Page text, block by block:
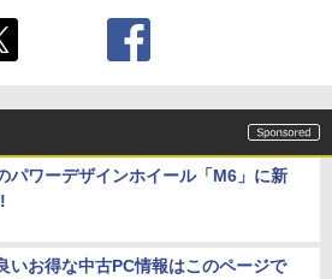
パワーデザインホイール「M6」に新
いお得な中古PC情報はこのページで